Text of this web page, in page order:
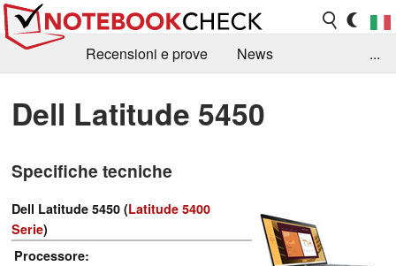
Recensioni e prove
News
Guida agli acquisti
Search Contact
...
Dell Latitude 5450
Specifiche tecniche
Dell Latitude 5450 (Latitude 5400
Serie)
Processore